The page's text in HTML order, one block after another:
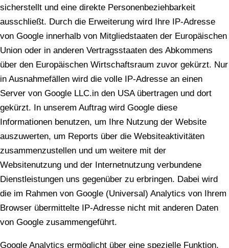
sicherstellt und eine direkte Personenbeziehbarkeit
ausschließt. Durch die Erweiterung wird Ihre IP-Adresse
von Google innerhalb von Mitgliedstaaten der Europäischen
Union oder in anderen Vertragsstaaten des Abkommens
über den Europäischen Wirtschaftsraum zuvor gekürzt. Nur
in Ausnahmefällen wird die volle IP-Adresse an einen
Server von Google LLC.in den USA übertragen und dort
gekürzt. In unserem Auftrag wird Google diese
Informationen benutzen, um Ihre Nutzung der Website
auszuwerten, um Reports über die Websiteaktivitäten
zusammenzustellen und um weitere mit der
Websitenutzung und der Internetnutzung verbundene
Dienstleistungen uns gegenüber zu erbringen. Dabei wird
die im Rahmen von Google (Universal) Analytics von Ihrem
Browser übermittelte IP-Adresse nicht mit anderen Daten
von Google zusammengeführt.
Google Analytics ermöglicht über eine spezielle Funktion,